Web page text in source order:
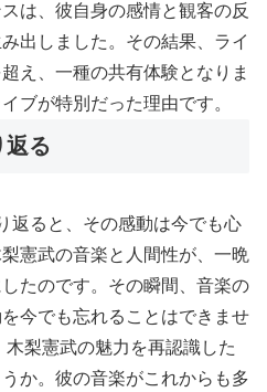
は、彼自身の感情と観客の反
出しました。その結果、ライ
え、一種の共有体験となりま
ブが特別だった理由です。
返る
返ると、その感動は今でも心
憲武の音楽と人間性が、一晩
たのです。その瞬間、音楽の
今でも忘れることはできませ
梨憲武の魅力を再認識した
か。彼の音楽がこれからも多